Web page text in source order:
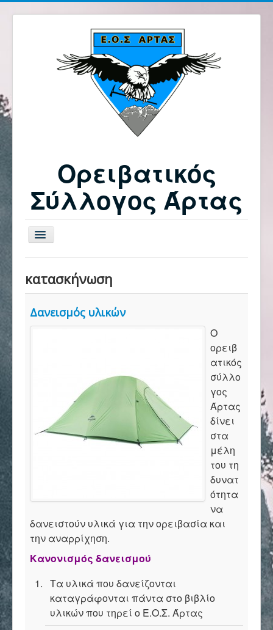
Ορειβατικός
Σύλλογος Άρτας
Εναλλαγή
πλοήγησης
Αρχική
Σύλλογος
Αναρρίχηση
Φωτο - Video
Επικοινωνία
κατασκήνωση
Δανεισμός υλικών
Ο
ορειβ
ατικός
σύλλο
γος
Άρτας
δίνει
στα
μέλη
του τη
δυνατ
ότητα
να
δανειστούν υλικά για την ορειβασία και
την αναρρίχηση.
Κανονισμός δανεισμού
Τα υλικά που δανείζονται
καταγράφονται πάντα στο βιβλίο
υλικών που τηρεί ο Ε.Ο.Σ. Άρτας